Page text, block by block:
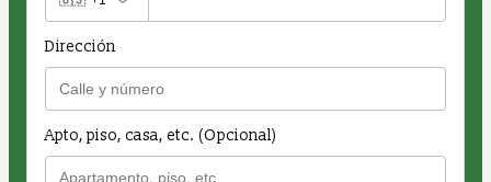
Dirección
Apto, piso, casa, etc. (Opcional)